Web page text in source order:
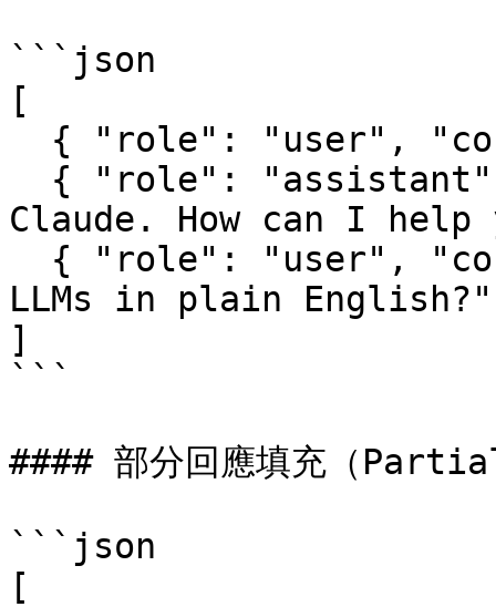
```json
[
Claude. How can I
LLMs in plain
]
```
#### 部分回應填充（
```json
[